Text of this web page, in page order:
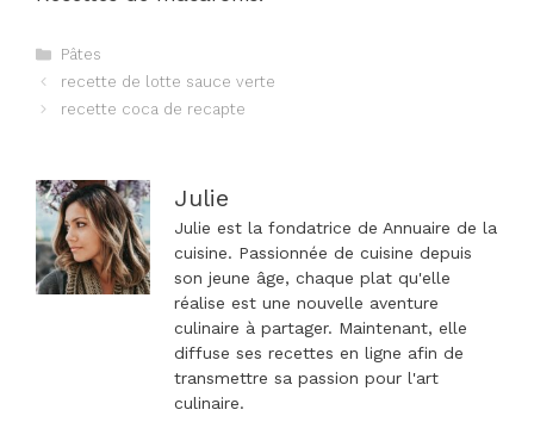
Catégories
Pâtes
Navigation
des
recette de lotte sauce verte
recette coca de recapte
Julie
Julie est la fondatrice de Annuaire de la
cuisine. Passionnée de cuisine depuis
son jeune âge, chaque plat qu'elle
réalise est une nouvelle aventure
culinaire à partager. Maintenant, elle
diffuse ses recettes en ligne afin de
transmettre sa passion pour l'art
culinaire.